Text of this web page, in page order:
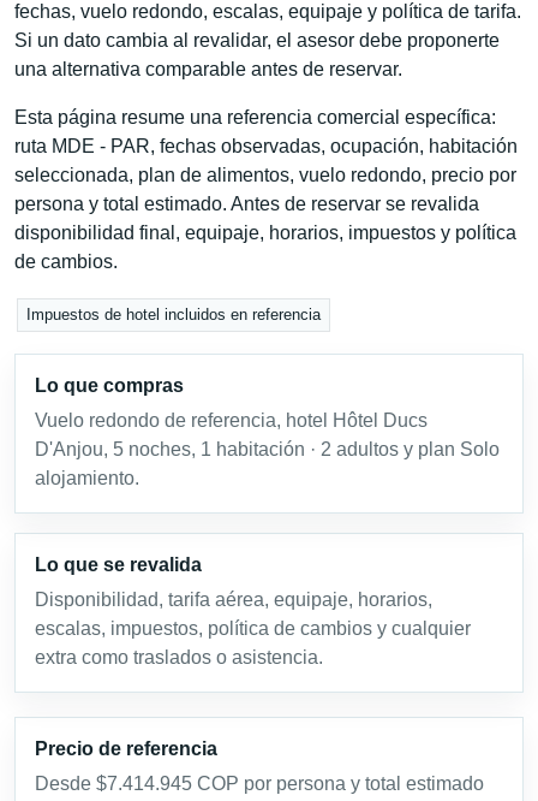
fechas, vuelo redondo, escalas, equipaje y política de tarifa.
Si un dato cambia al revalidar, el asesor debe proponerte
una alternativa comparable antes de reservar.
Esta página resume una referencia comercial específica:
ruta MDE - PAR, fechas observadas, ocupación, habitación
seleccionada, plan de alimentos, vuelo redondo, precio por
persona y total estimado. Antes de reservar se revalida
disponibilidad final, equipaje, horarios, impuestos y política
de cambios.
Impuestos de hotel incluidos en referencia
Lo que compras
Vuelo redondo de referencia, hotel Hôtel Ducs
D'Anjou, 5 noches, 1 habitación · 2 adultos y plan Solo
alojamiento.
Lo que se revalida
Disponibilidad, tarifa aérea, equipaje, horarios,
escalas, impuestos, política de cambios y cualquier
extra como traslados o asistencia.
Precio de referencia
Desde $7.414.945 COP por persona y total estimado